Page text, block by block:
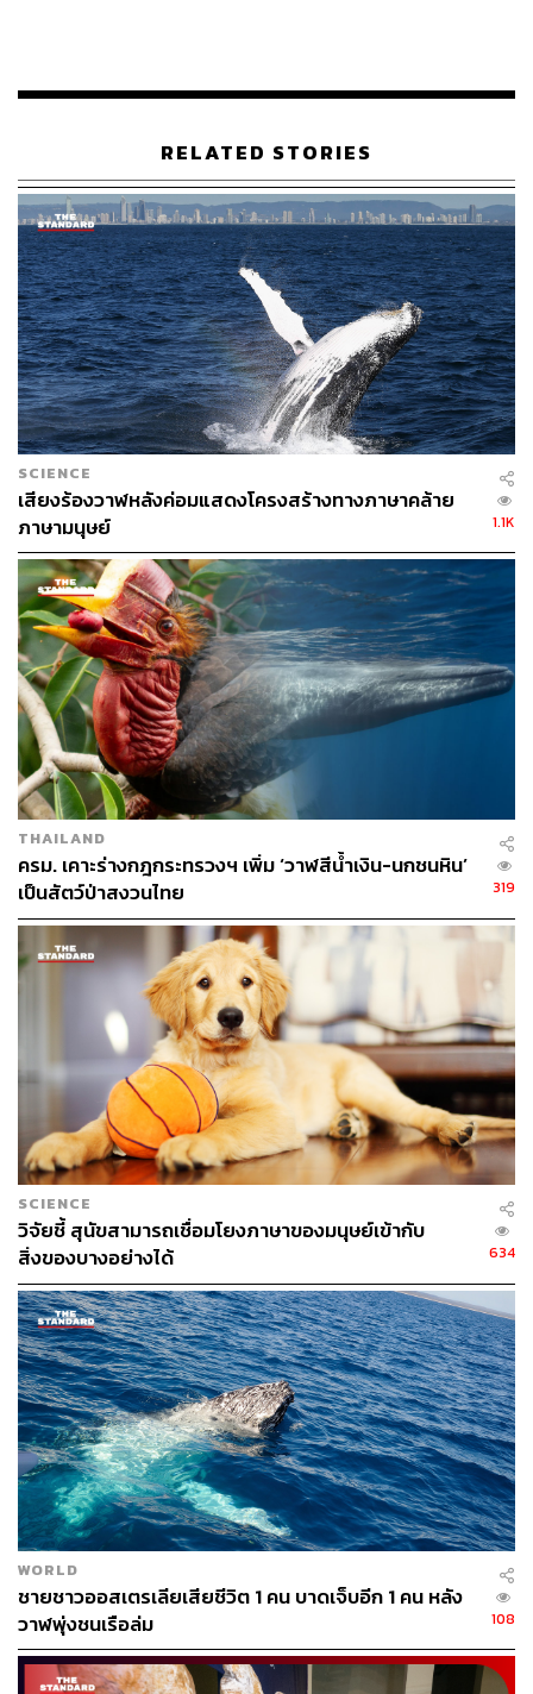
โชคดีที่ระบบปัญญา​ประดิษฐ์​หรือ AI ทุกวันนี้​เข้ามาช่วยงาน
นักวิทยาศาสตร์​ได้ค่อนข้าง​มาก ทำให้เราสามารถถอดรูป​
แบบที่มีรายละเอียด​สูงของโคดาหรือเสียงคลิก​จากวาฬสเปิร์ม​
ได้ง่ายขึ้น จากที่ไม่เคยทำได้มาก่อน
การถอดรหัสโคดาจำนวน 8,719 ตัวอย่าง ซึ่งเกิดขึ้นทั้งใน
ขณะที่วาฬอยู่ตัวเดียว อยู่ท่ามกลางฝูง หรือส่งเสียงโต้ตอบกัน
ระหว่างวาฬ 2 ตัว เราพบว่าเสียงเหล่านี้มีองค์ประกอบ​ 4 ชนิด
ได้แก่ Tempo, Rhythm, Rubato และ Ornamentation โดย
Tempo หมายถึง​อัตราความเร็ว​โดยรวมของจังหวะตลอดทั้ง
โคดา Rhythm หมายถึงจังหวะในแต่ละคลิก ส่วน Rubato
หมายถึงลูกเล่นที่บางทีจะเล่นสั้นหรือยาวขึ้นบ้างในบางจุด
และ Ornamentation เป็นคลิกพิเศษ​ที่อยู่​นอกเหนือจากคลิก
อื่นๆ ในโคดา
Dr.Daniela Rus ผู้อำนวยการห้องปฏิบัติการ CSAIL หนึ่งใน
ทีมวิจัย กล่าวถึง Ornamentation ว่า มักจะพบว่าอยู่ก่อนหรือ
หลังโคดา ทำหน้าที่คล้ายวลีเชื่อมประโยค (Discourse
Marker)​ แต่สำหรับ Ornamentation นั้นพบได้ไม่บ่อย ซึ่งถ้า
การถอดรหัสไม่ผิดพลาด Dr.Daniela Rus คิดว่ามันดูคล้ายกับ
การที่มนุษย์เราออกเสียงว่า ‘อืม…’ หรือ ‘เออ…’ เมื่อนึกคำพูด
ต่อไปไม่ทัน
ทั้งหมดนี้ ระบบ AI ตรวจพบ Rhythm 18 รูปแบบ, Tempo 5 รูป
แบบ, Rubato 3 รูปแบบ และ Ornamentation 2 รูปแบบ
สามารถนำมาผสมผสานกันได้อย่างหลากหลายวิธีจนกลาย
เป็นคลังเสียงขนาดมหึมา ยิ่งไปกว่านั้น ความหมายของโคดา
ยังสามารถปรับแต่งเพิ่มเติมได้ ขึ้นอยู่กับตำแหน่งของโคดาที่
ตามหลังหรือซ้อนทับโคดาอื่นๆ ทำให้ใช้งานได้ระหว่าง
สนทนากันราวกับเป็นภาษามนุษย์
แต่ทั้งหมดทั้งมวล ยังไม่มีใครเข้าใจว่าวาฬสเปิร์มสนทนา
อะไรกัน ซึ่งคงต้องใช้เวลาและรอความก้าวหน้าของ AI ใน
อนาคต เพื่อให้มนุษย์สามารถเข้าใจภาษาวาฬสเปิร์มอย่าง
ถ่องแท้
ทีมงาน​ตีพิมพ์​งานวิจัย​ครั้งนี้​ลงในวารสาร Nature​https://ww
w.nature.com/articles/s41467-024-47221-8
RELATED STORIES
SCIENCE
เสียงร้องวาฬหลังค่อมแสดงโครงสร้างทางภาษาคล้าย
ภาษามนุษย์
1.1K
THAILAND
ครม. เคาะร่างกฎกระทรวงฯ เพิ่ม ‘วาฬสีน้ำเงิน-นกชนหิน’
เป็นสัตว์ป่าสงวนไทย
319
SCIENCE
วิจัยชี้ สุนัขสามารถเชื่อมโยงภาษาของมนุษย์เข้ากับ
สิ่งของบางอย่างได้
634
WORLD
ชายชาวออสเตรเลียเสียชีวิต 1 คน บาดเจ็บอีก 1 คน หลัง
วาฬพุ่งชนเรือล่ม
108